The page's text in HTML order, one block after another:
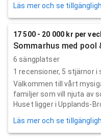
Läs mer och se
17 500 - 20 000 kr per
Sommarhus med pool
6 sängplatser
1 recensioner, 5 stjärnor i
Välkommen till vårt
familjer som vill njuta av
Huset ligger i Upplands-
Läs mer och se